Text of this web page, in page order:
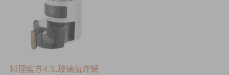
料理魔方4.5L玻璃氣炸鍋